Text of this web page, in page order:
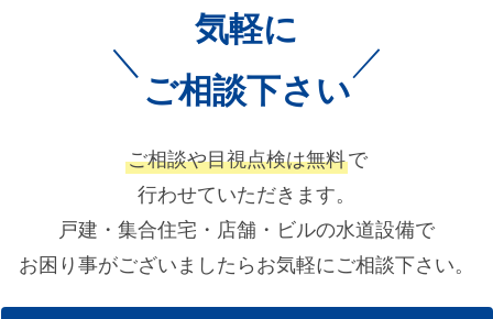
＼
気軽に
ご相談下さい
／
ご相談や目視点検は無料で
行わせていただきます。
戸建・集合住宅・店舗・ビルの水道設備で
お困り事がございましたらお気軽にご相談下さい。